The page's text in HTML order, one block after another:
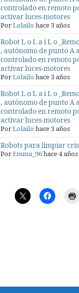
controlado en remoto
activar luces-motores
PorLolailo hace 3 años
Robot L o L a i L o
, autónomo de punto A
controlado en remoto
activar luces-motores
PorLolailo hace 3 años
Robot L o L a i L o
, autónomo de punto A
controlado en remoto
activar luces-motores
PorLolailo hace 3 años
Robots para limpiar
PorEmma_96hace 4 años